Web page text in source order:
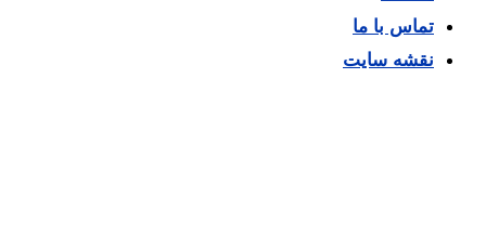
تماس با ما
نقشه سایت